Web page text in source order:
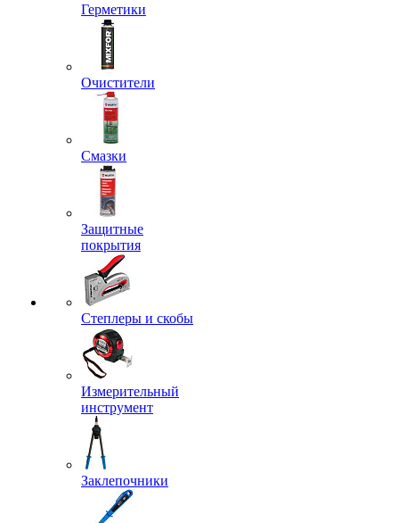
Герметики
Очистители
Смазки
Защитные
покрытия
Степлеры и скобы
Измерительный
инструмент
Заклепочники